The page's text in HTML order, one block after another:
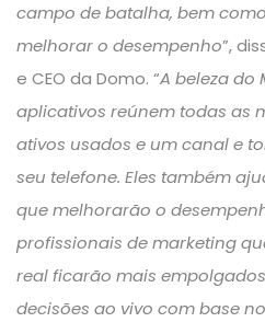
campo de batalha, bem
melhorar o desempenho”,
e CEO da Domo. “A beleza do
aplicativos reúnem todas as
ativos usados ​​e um canal e
seu telefone. Eles também
que melhorarão o
profissionais de marketing
real ficarão mais
decisões ao vivo com base